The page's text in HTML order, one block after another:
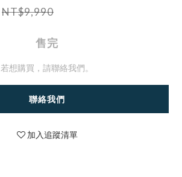
NT$9,990
售完
若想購買，請聯絡我們。
聯絡我們
加入追蹤清單